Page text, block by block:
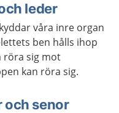
leder
våra inre organ
ben hålls ihop
röra sig mot
kan röra sig.
och senor